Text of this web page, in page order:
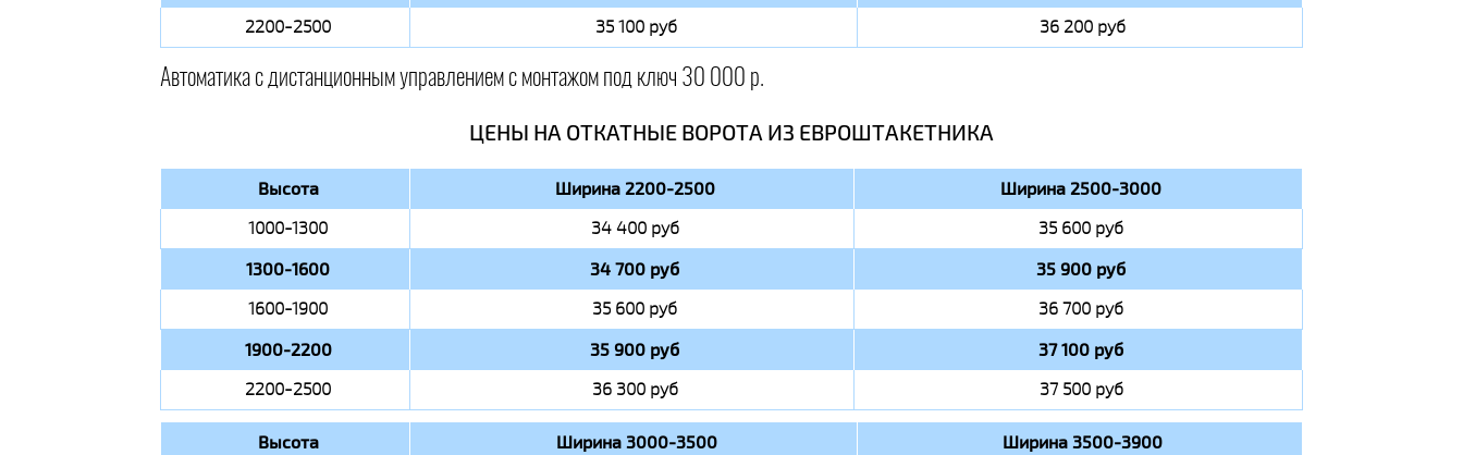
2200-2500 35 100 руб 36 200 руб
Автоматика с дистанционным управлением с монтажом под ключ 30 000 р.
ЦЕНЫ НА ОТКАТНЫЕ ВОРОТА ИЗ ЕВРОШТАКЕТНИКА
Высота Ширина 2200-2500 Ширина 2500-3000
1000-1300 34 400 руб 35 600 руб
1300-1600 34 700 руб 35 900 руб
1600-1900 35 600 руб 36 700 руб
1900-2200 35 900 руб 37 100 руб
2200-2500 36 300 руб 37 500 руб
Высота Ширина 3000-3500 Ширина 3500-3900